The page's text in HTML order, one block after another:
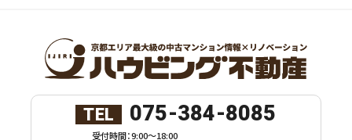
TEL 075-384-8085
受付時間：9:00～18:00